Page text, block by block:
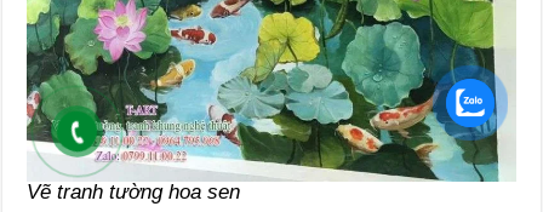
Vẽ tranh tường hoa sen